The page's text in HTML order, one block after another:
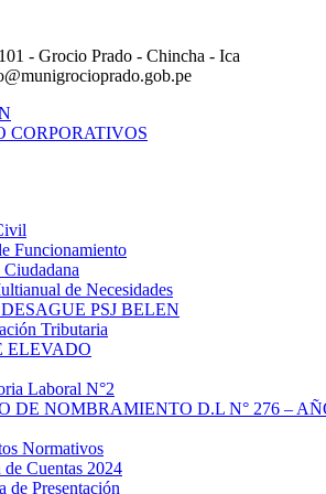
- Grocio Prado - Chincha - Ica
CORPORATIVOS
Funcionamiento
de Necesidades
PSJ BELEN
Tributaria
ELEVADO
Laboral N°2
DE NOMBRAMIENTO D.L N° 276 –
Normativos
Cuentas 2024
de Presentación